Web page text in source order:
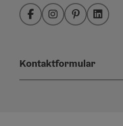
FacebookInstagramPinterestLinkedIn
Kontaktformular